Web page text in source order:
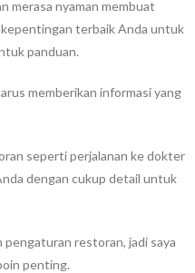
merasa nyaman membuat
terbaik Anda untuk
panduan.
memberikan informasi yang
seperti perjalanan ke dokter
dengan cukup detail untuk
pengaturan restoran, jadi saya
penting.